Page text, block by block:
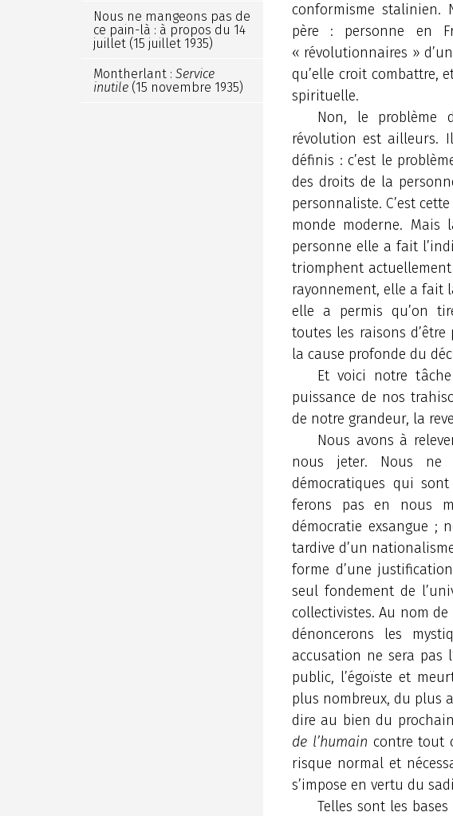
conformisme stalinien.
père : personne en
« révolutionnaires »
qu’elle croit combattre,
spirituelle.
Non, le problème
révolution est ailleurs.
définis : c’est le
des droits de la
personnaliste. C’est
monde moderne. Mais
personne elle a fait
triomphent actuellement
rayonnement, elle a fait
elle a permis qu’on
toutes les raisons d’être
la cause profonde du
Et voici notre
puissance de nos
de notre grandeur, la
Nous avons à
nous jeter. Nous ne
démocratiques qui
ferons pas en nous
démocratie exsangue ;
tardive d’un
forme d’une
seul fondement de
collectivistes. Au nom
dénoncerons les
accusation ne sera pas
public, l’égoïste et
plus nombreux, du plus
dire au bien du
de l’humain contre tout
risque normal et
s’impose en vertu du
Telles sont les bases
Nous ne mangeons pas de
ce pain-là : à propos du 14
juillet (15 juillet 1935)
Montherlant : Service
inutile (15 novembre 1935)